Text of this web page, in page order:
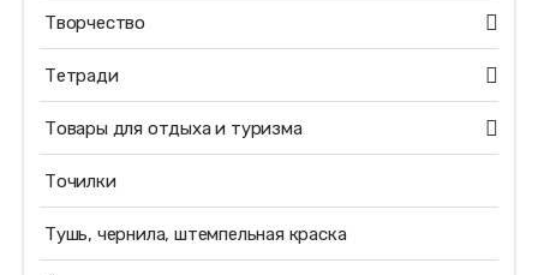
Творчество
Тетради
Товары для отдыха и туризма
Точилки
Тушь, чернила, штемпельная краска